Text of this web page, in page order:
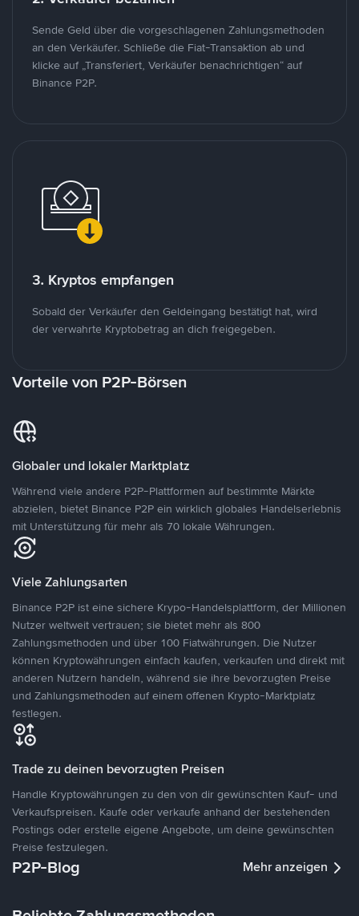
Sende Geld über die vorgeschlagenen Zahlungsmethoden
an den Verkäufer. Schließe die Fiat-Transaktion ab und
klicke auf „Transferiert, Verkäufer benachrichtigen“ auf
Binance P2P.
3. Kryptos empfangen
Sobald der Verkäufer den Geldeingang bestätigt hat, wird
der verwahrte Kryptobetrag an dich freigegeben.
Vorteile von P2P-Börsen
Globaler und lokaler Marktplatz
Während viele andere P2P-Plattformen auf bestimmte Märkte
abzielen, bietet Binance P2P ein wirklich globales Handelserlebnis
mit Unterstützung für mehr als 70 lokale Währungen.
Viele Zahlungsarten
Binance P2P ist eine sichere Krypo-Handelsplattform, der Millionen
Nutzer weltweit vertrauen; sie bietet mehr als 800
Zahlungsmethoden und über 100 Fiatwährungen. Die Nutzer
können Kryptowährungen einfach kaufen, verkaufen und direkt mit
anderen Nutzern handeln, während sie ihre bevorzugten Preise
und Zahlungsmethoden auf einem offenen Krypto-Marktplatz
festlegen.
Trade zu deinen bevorzugten Preisen
Handle Kryptowährungen zu den von dir gewünschten Kauf- und
Verkaufspreisen. Kaufe oder verkaufe anhand der bestehenden
Postings oder erstelle eigene Angebote, um deine gewünschten
Preise festzulegen.
P2P-Blog Mehr anzeigen